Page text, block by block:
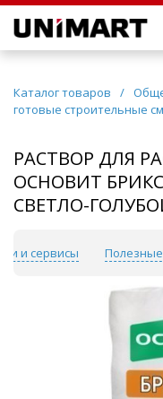
Каталог товаров /
готовые строительные
РАСТВОР ДЛЯ
ОСНОВИТ
СВЕТЛО-
и сервисы